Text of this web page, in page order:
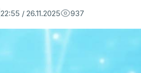
22:55 / 26.11.2025 937